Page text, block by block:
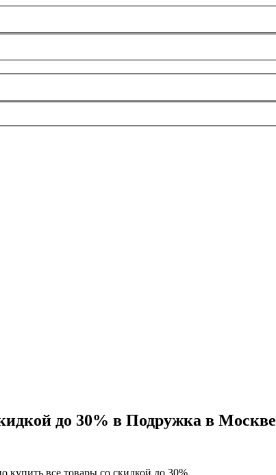
до 30% в Подружка в Москве